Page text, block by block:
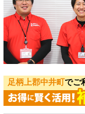
足柄上郡中井町でご